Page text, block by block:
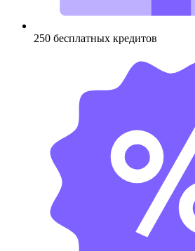
250 бесплатных кредитов